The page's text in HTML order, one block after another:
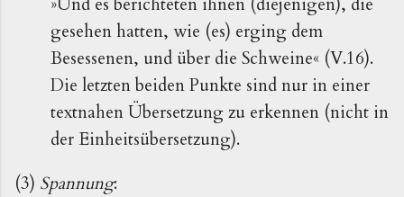
gesehen hatten, wie (es) erging dem
Besessenen, und über die Schweine« (V.16).
Die letzten beiden Punkte sind nur in einer
textnahen Übersetzung zu erkennen (nicht in
der Einheitsübersetzung).
(3) Spannung: